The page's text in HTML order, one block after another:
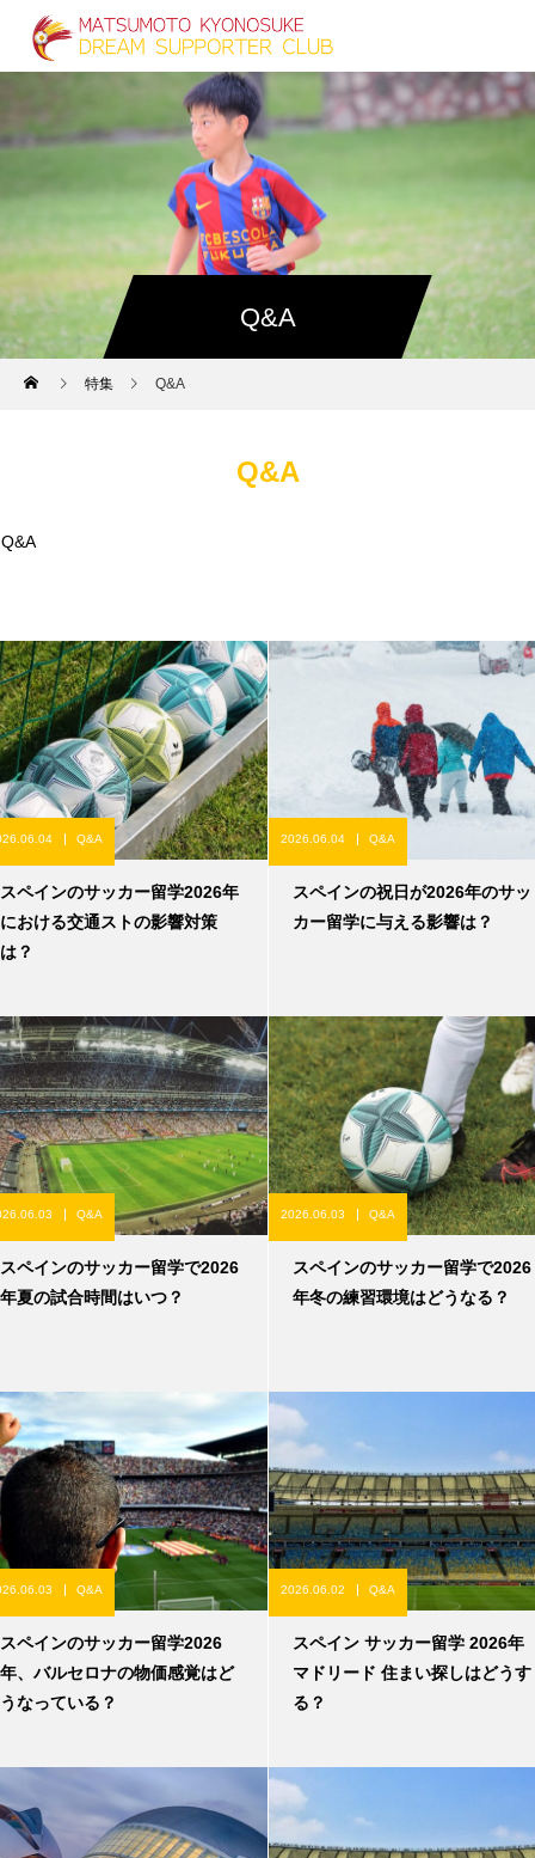
Q&A
特集 Q&A
Q&A
Q&A
Q&A
スペインのサッカー留学2026年
における交通ストの影響対策
は？
2026.06.04 Q&A
スペインの祝日が2026年のサッ
カー留学に与える影響は？
Q&A
スペインのサッカー留学で2026
年夏の試合時間はいつ？
2026.06.03 Q&A
スペインのサッカー留学で2026
年冬の練習環境はどうなる？
Q&A
スペインのサッカー留学2026
年、バルセロナの物価感覚はど
うなっている？
2026.06.02 Q&A
スペイン サッカー留学 2026年
マドリード 住まい探しはどうす
る？